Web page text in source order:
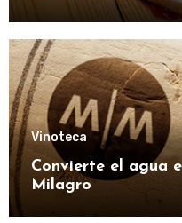
Vinoteca
Convierte el agua
Milagro